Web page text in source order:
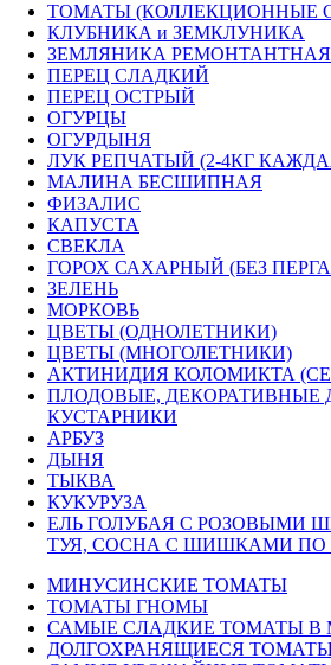
ТОМАТЫ (КОЛЛЕКЦИОННЫЕ
КЛУБНИКА и ЗЕМКЛУНИКА
ЗЕМЛЯНИКА РЕМОНТАНТНАЯ
ПЕРЕЦ СЛАДКИЙ
ПЕРЕЦ ОСТРЫЙ
ОГУРЦЫ
ОГУРДЫНЯ
ЛУК РЕПЧАТЫЙ (2-4КГ
МАЛИНА БЕСШИПНАЯ
ФИЗАЛИС
КАПУСТА
СВЕКЛА
ГОРОХ САХАРНЫЙ (БЕЗ
ЗЕЛЕНЬ
МОРКОВЬ
ЦВЕТЫ (ОДНОЛЕТНИКИ)
ЦВЕТЫ (МНОГОЛЕТНИКИ)
АКТИНИДИЯ КОЛОМИКТА
ПЛОДОВЫЕ, ДЕКОРАТИВНЫЕ
КУСТАРНИКИ
АРБУЗ
ДЫНЯ
ТЫКВА
КУКУРУЗА
ЕЛЬ ГОЛУБАЯ С РОЗОВЫМИ
ТУЯ, СОСНА С ШИШКАМИ ПО
МИНУСИНСКИЕ ТОМАТЫ
ТОМАТЫ ГНОМЫ
САМЫЕ СЛАДКИЕ ТОМАТЫ В
ДОЛГОХРАНЯЩИЕСЯ